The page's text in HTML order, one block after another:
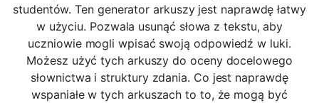
studentów. Ten generator arkuszy jest naprawdę łatwy
w użyciu. Pozwala usunąć słowa z tekstu, aby
uczniowie mogli wpisać swoją odpowiedź w luki.
Możesz użyć tych arkuszy do oceny docelowego
słownictwa i struktury zdania. Co jest naprawdę
wspaniałe w tych arkuszach to to, że mogą być